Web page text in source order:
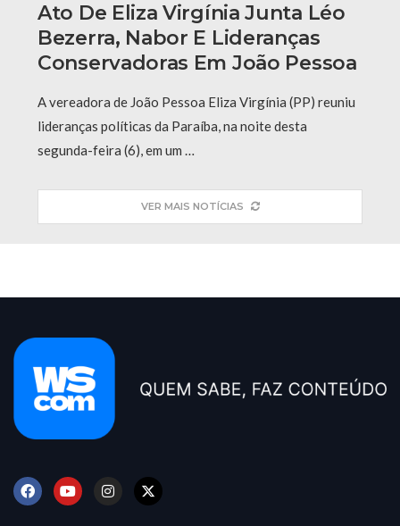
Ato De Eliza Virgínia Junta Léo
Bezerra, Nabor E Lideranças
Conservadoras Em João Pessoa
A vereadora de João Pessoa Eliza Virgínia (PP) reuniu
lideranças políticas da Paraíba, na noite desta
segunda-feira (6), em um …
VER MAIS NOTÍCIAS